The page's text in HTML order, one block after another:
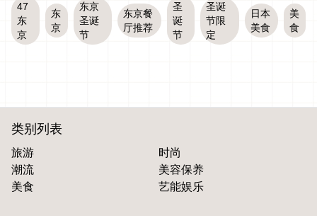
47
东
京
东
京
东京
圣诞
节
东京餐
厅推荐
圣
诞
节
圣诞
节限
定
日本
美食
美
食
类别列表
旅游
时尚
潮流
美容保养
美食
艺能娱乐